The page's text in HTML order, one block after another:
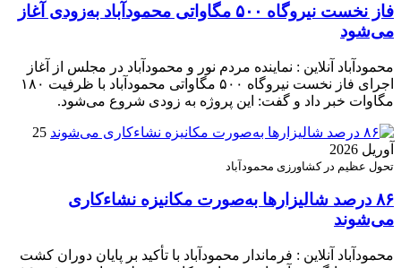
فاز نخست نیروگاه ۵۰۰ مگاواتی محمودآباد به‌زودی آغاز
می‌شود
محمودآباد آنلاین : نماینده مردم نور و محمودآباد در مجلس از آغاز
اجرای فاز نخست نیروگاه ۵۰۰ مگاواتی محمودآباد با ظرفیت ۱۸۰
مگاوات خبر داد و گفت: این پروژه به زودی شروع می‌شود.
25
آوریل 2026
تحول عظیم در کشاورزی محمودآباد
۸۶ درصد شالیزارها به‌صورت مکانیزه نشاءکاری
می‌شوند
محمودآباد آنلاین : فرماندار محمودآباد با تأکید بر پایان دوران کشت